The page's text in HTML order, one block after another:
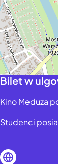
Bilet w
Kino Meduza
Studenci